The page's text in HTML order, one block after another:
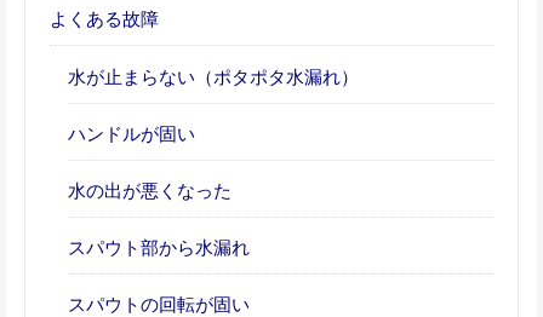
よくある故障
水が止まらない（ポタポタ水漏れ）
ハンドルが固い
水の出が悪くなった
スパウト部から水漏れ
スパウトの回転が固い